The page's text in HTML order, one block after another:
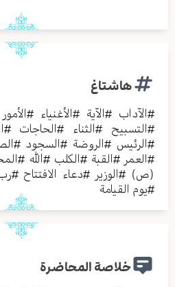
هاشتاغ
#الآداب #الآية #الأغنياء #الأمور
#التسبيح #الثناء #الحاجات #
#الرئيس #الروضة #السجود #
#العمر #القبة #الكلب #الله #
(ص) #الوزير #دعاء الافتتاح #
#يوم القيامة
خلاصة المحاضرة